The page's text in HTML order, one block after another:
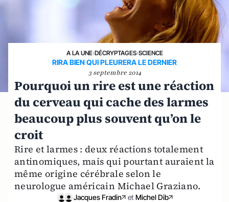
A LA UNE›DÉCRYPTAGES›SCIENCE
RIRA BIEN QUI PLEURERA LE DERNIER
3 septembre 2014
Pourquoi un rire est une réaction
du cerveau qui cache des larmes
beaucoup plus souvent qu’on le
croit
Rire et larmes : deux réactions totalement
antinomiques, mais qui pourtant auraient la
même origine cérébrale selon le
neurologue américain Michael Graziano.
Jacques Fradin et Michel Dib